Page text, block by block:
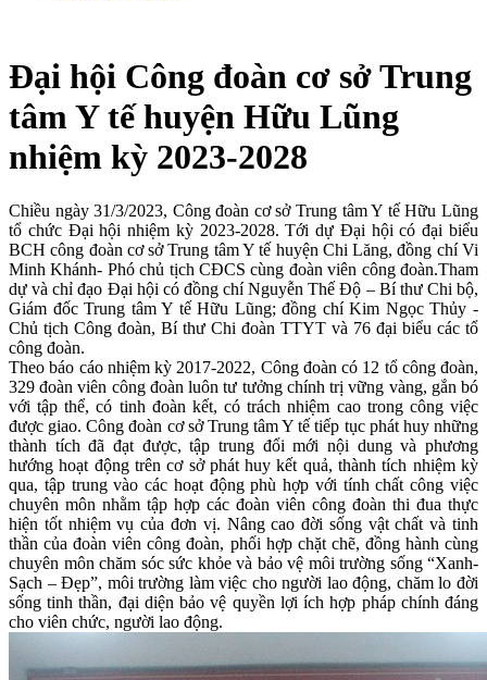
Đại hội Công đoàn cơ sở Trung
tâm Y tế huyện Hữu Lũng
nhiệm kỳ 2023-2028
Chiều ngày 31/3/2023, Công đoàn cơ sở Trung tâm Y tế Hữu Lũng
tổ chức Đại hội nhiệm kỳ 2023-2028. Tới dự Đại hội có đại biểu
BCH công đoàn cơ sở Trung tâm Y tế huyện Chi Lăng, đồng chí Vi
Minh Khánh- Phó chủ tịch CĐCS cùng đoàn viên công đoàn.Tham
dự và chỉ đạo Đại hội có đồng chí Nguyễn Thế Độ – Bí thư Chi bộ,
Giám đốc Trung tâm Y tế Hữu Lũng; đồng chí Kim Ngọc Thủy -
Chủ tịch Công đoàn, Bí thư Chi đoàn TTYT và 76 đại biểu các tổ
công đoàn.
Theo báo cáo nhiệm kỳ 2017-2022, Công đoàn có 12 tổ công đoàn,
329 đoàn viên công đoàn luôn tư tưởng chính trị vững vàng, gắn bó
với tập thể, có tinh đoàn kết, có trách nhiệm cao trong công việc
được giao. Công đoàn cơ sở Trung tâm Y tế tiếp tục phát huy những
thành tích đã đạt được, tập trung đổi mới nội dung và phương
hướng hoạt động trên cơ sở phát huy kết quả, thành tích nhiệm kỳ
qua, tập trung vào các hoạt động phù hợp với tính chất công việc
chuyên môn nhằm tập hợp các đoàn viên công đoàn thi đua thực
hiện tốt nhiệm vụ của đơn vị. Nâng cao đời sống vật chất và tinh
thần của đoàn viên công đoàn, phối hợp chặt chẽ, đồng hành cùng
chuyên môn chăm sóc sức khỏe và bảo vệ môi trường sống “Xanh-
Sạch – Đẹp”, môi trường làm việc cho người lao động, chăm lo đời
sống tinh thần, đại diện bảo vệ quyền lợi ích hợp pháp chính đáng
cho viên chức, người lao động.